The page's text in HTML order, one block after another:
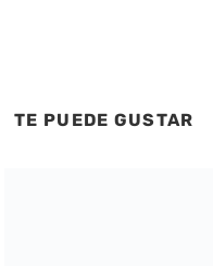
TE PUEDE GUSTAR